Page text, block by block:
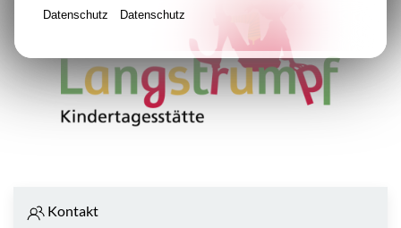
Kontakt
Datenschutz Datenschutz